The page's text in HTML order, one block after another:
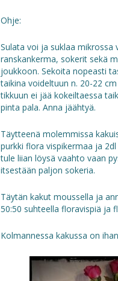
Ohje:
Sulata voi ja suklaa
ranskankerma, sokerit sekä
joukkoon. Sekoita nopeasti
taikina voideltuun n. 20-22
tikkuun ei jää kokeiltaessa
pinta pala. Anna jäähtyä.
Täytteenä molemmissa
purkki flora vispikermaa ja
tule liian löysä vaahto vaan
itsestään paljon sokeria.
Täytän kakut moussella ja
50:50 suhteella floravispiä ja
Kolmannessa kakussa on